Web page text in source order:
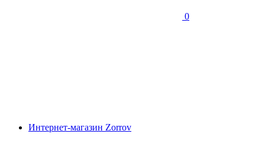
0
Интернет-магазин Zorrov